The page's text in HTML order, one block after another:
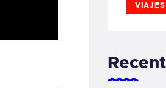
VIAJES